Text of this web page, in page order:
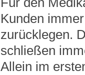
Kunden
zurücklegen.
schließen
Allein im